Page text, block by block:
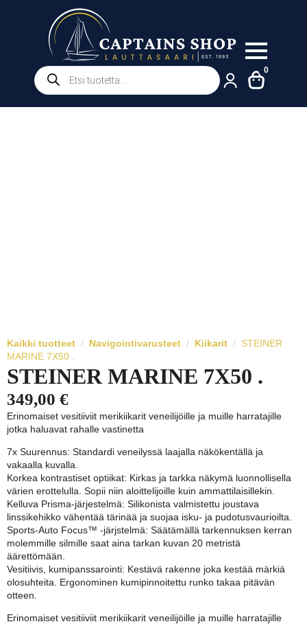
Products
search
0
Kaikki tuotteet Navigointivarusteet Kiikarit
STEINER
MARINE 7X50 .
STEINER MARINE 7X50 .
349,00 €
Erinomaiset vesitiiviit merikiikarit veneilijöille ja muille harratajille
jotka haluavat rahalle vastinetta
7x Suurennus: Standardi veneilyssä laajalla näkökentällä ja
vakaalla kuvalla.
Korkea kontrastiset optiikat: Kirkas ja tarkka näkymä luonnollisella
värien erottelulla. Sopii niin aloittelijoille kuin ammattilaisillekin.
Kelluva Prisma-järjestelmä: Silikonista valmistettu joustava
linssikehikko vähentää tärinää ja suojaa isku- ja pudotusvaurioilta.
Sports-Auto Focus™ -järjstelmä: Säätämällä tarkennuksen kerran
molemmille silmille saat aina tarkan kuvan 20 metristä
äärettömään.
Vesitiivis, kumipanssarointi: Kestävä rakenne joka kestää märkiä
olosuhteita. Ergonominen kumipinnoitettu runko takaa pitävän
otteen.
Erinomaiset vesitiiviit merikiikarit veneilijöille ja muille harratajille